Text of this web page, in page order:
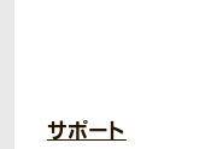
サポート